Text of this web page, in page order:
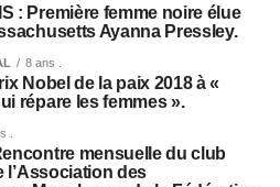
: Première femme noire élue
Ayanna Pressley.
8 ans .
Nobel de la paix 2018 à «
répare les femmes ».
.
mensuelle du club
l’Association des